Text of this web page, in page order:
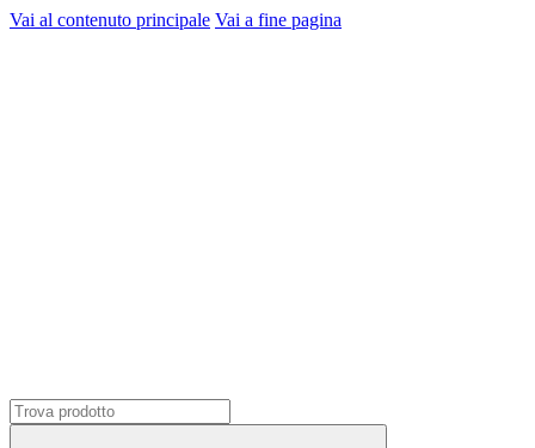
Vai al contenuto principale Vai a fine pagina